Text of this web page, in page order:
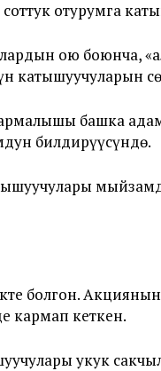
отурумга
ою боюнча,
катышуучуларын
башка
билдирүүсүндө.
болгон.
кармап кеткен.
укук